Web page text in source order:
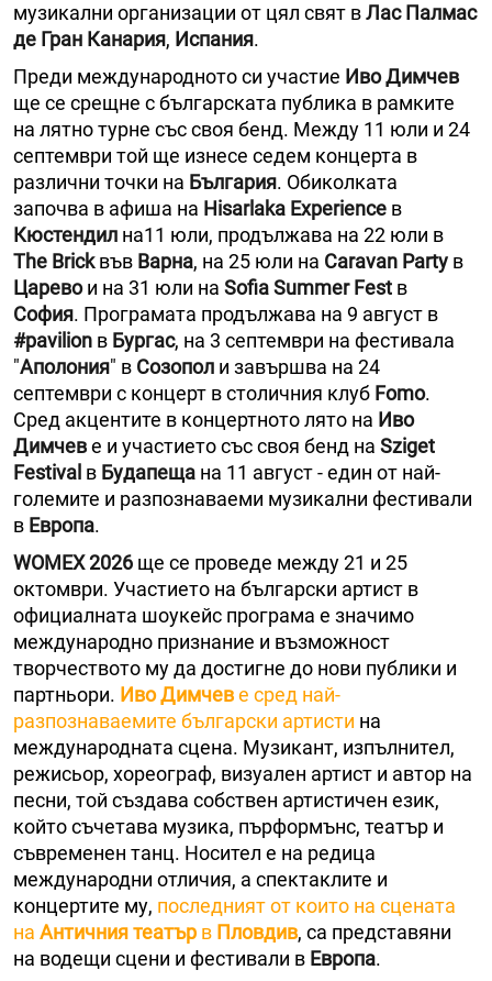
музикални организации от цял свят вЛас Палмас
де Гран Канария, Испания.
Преди международното си участие Иво Димчев
ще се срещне с българската публика в рамките
на лятно турне със своя бенд. Между 11 юли и 24
септември той ще изнесе седем концерта в
различни точки на България. Обиколката
започва в афиша на Hisarlaka Experience в
Кюстендил на11 юли, продължава на 22 юли в
The Brickвъв Варна, на 25 юли на Caravan Party в
Царевои на 31 юли на Sofia Summer Fest в
София. Програмата продължава на 9 август в
#pavilion в Бургас, на 3 септември на фестивала
"Аполония" в Созопол и завършва на 24
септември с концерт в столичния клуб Fomo.
Сред акцентите в концертното лято на Иво
Димчеве и участието със своя бенд на Sziget
Festival в Будапеща на 11 август - един от най-
големите и разпознаваеми музикални фестивали
в Европа.
WOMEX 2026 ще се проведе между 21 и 25
октомври. Участието на български артист в
официалната шоукейс програма е значимо
международно признание и възможност
творчеството му да достигне до нови публики и
партньори. Иво Димчеве сред най-
разпознаваемите български артисти на
международната сцена. Музикант, изпълнител,
режисьор, хореограф, визуален артист и автор на
песни, той създава собствен артистичен език,
който съчетава музика, пърформънс, театър и
съвременен танц. Носител е на редица
международни отличия, а спектаклите и
концертите му, последният от които на сцената
на Античния театър в Пловдив, са представяни
на водещи сцени и фестивали в Европа.